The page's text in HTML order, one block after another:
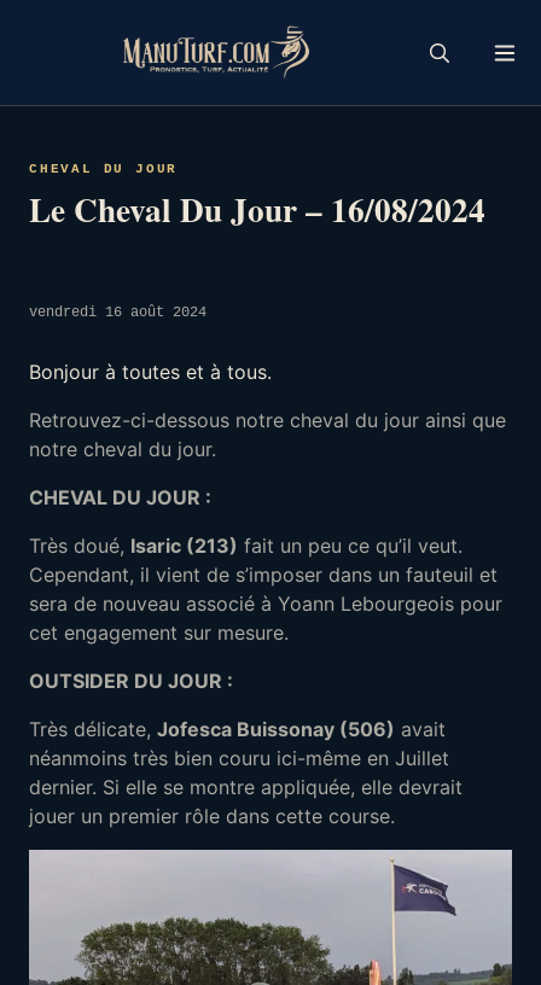
CHEVAL DU JOUR
Le Cheval Du Jour – 16/08/2024
vendredi 16 août 2024
Bonjour à toutes et à tous.
Retrouvez-ci-dessous notre cheval du jour ainsi que
notre cheval du jour.
CHEVAL DU JOUR :
Très doué, Isaric (213) fait un peu ce qu’il veut.
Cependant, il vient de s’imposer dans un fauteuil et
sera de nouveau associé à Yoann Lebourgeois pour
cet engagement sur mesure.
OUTSIDER DU JOUR :
Très délicate, Jofesca Buissonay (506) avait
néanmoins très bien couru ici-même en Juillet
dernier. Si elle se montre appliquée, elle devrait
jouer un premier rôle dans cette course.